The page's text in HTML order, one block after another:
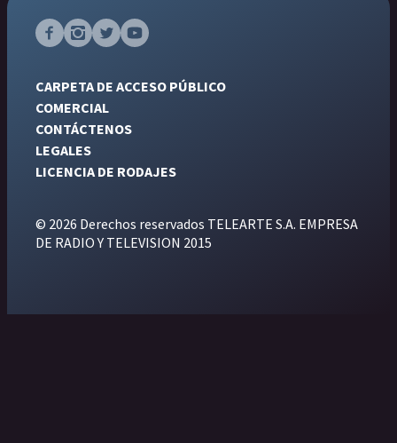
CARPETA DE ACCESO PÚBLICO
COMERCIAL
CONTÁCTENOS
LEGALES
LICENCIA DE RODAJES
© 2026 Derechos reservados TELEARTE S.A. EMPRESA
DE RADIO Y TELEVISION 2015